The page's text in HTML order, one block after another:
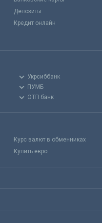
Депозиты
Кредит онлайн
Укрсиббанк
ПУМБ
ОТП банк
Курс валют в обменниках
Купить евро